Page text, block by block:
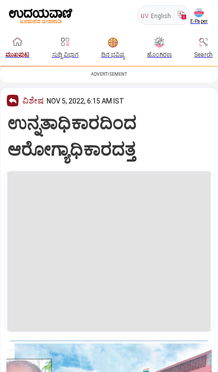
UV English
E-Paper
ಮುಖಪುಟ ಸುದ್ದಿ ವಿಭಾಗ ದಿನ ಭವಿಷ್ಯ ಹೊಂಗಿರಣ Search
ADVERTISEMENT
ವಿಶೇಷ NOV 5, 2022, 6:15 AM IST
ಉನ್ನತಾಧಿಕಾರದಿಂದ
ಆರೋಗ್ಯಾಧಿಕಾರದತ್ತ